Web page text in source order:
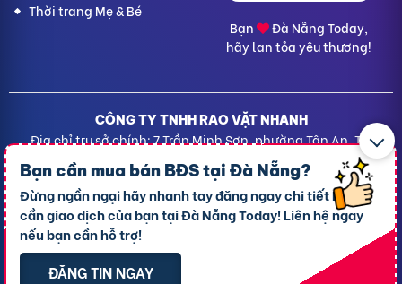
Bạn cần mua bán BĐS tạiĐà Nẵng?
Đừng ngần ngại hãy nhanh tay đăng ngay chi tiết BĐS
cần giao dịch của bạn tại Đà Nẵng Today! Liên hệ ngay
nếu bạn cần hỗ trợ!
ĐĂNG TIN NGAY
Thời trang Mẹ & Bé
Bạn
Đà Nẵng Today,
hãy lan tỏa yêu thương!
CÔNG TY TNHH RAO VẶT NHANH
Địa chỉ trụ sở chính: 7 Trần Minh Sơn, phường Tân An, TP.
Giấy CNĐKDN: 1801717351 – Ngày cấp: 24/01/2022 - Cơ
quan cấp: Phòng Đăng ký kinh doanh – Sở kế hoạch và
Đầu tư TP. Cần Thơ
Liên hệ hỗ trợ
-
Chính sách giải quyết khiếu nại